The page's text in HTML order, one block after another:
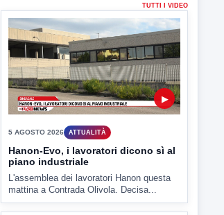
ULTIMI VIDEO
TUTTI I VIDEO